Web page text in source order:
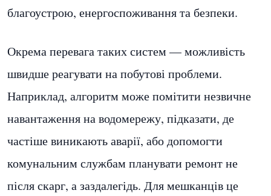
благоустрою, енергоспоживання та безпеки.
Окрема перевага таких систем — можливість
швидше реагувати на побутові проблеми.
Наприклад, алгоритм може помітити незвичне
навантаження на водомережу, підказати, де
частіше виникають аварії, або допомогти
комунальним службам планувати ремонт не
після скарг, а заздалегідь. Для мешканців це